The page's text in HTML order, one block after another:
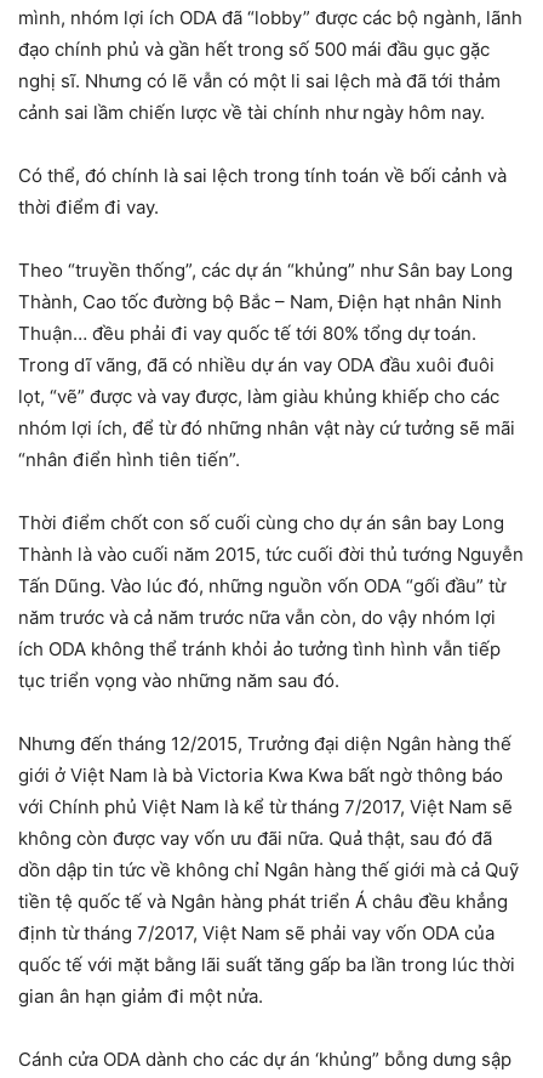
mình, nhóm lợi ích ODA đã “lobby” được các bộ ngành, lãnh
đạo chính phủ và gần hết trong số 500 mái đầu gục gặc
nghị sĩ. Nhưng có lẽ vẫn có một li sai lệch mà đã tới thảm
cảnh sai lầm chiến lược về tài chính như ngày hôm nay.
Có thể, đó chính là sai lệch trong tính toán về bối cảnh và
thời điểm đi vay.
Theo “truyền thống”, các dự án “khủng” như Sân bay Long
Thành, Cao tốc đường bộ Bắc – Nam, Điện hạt nhân Ninh
Thuận… đều phải đi vay quốc tế tới 80% tổng dự toán.
Trong dĩ vãng, đã có nhiều dự án vay ODA đầu xuôi đuôi
lọt, “vẽ” được và vay được, làm giàu khủng khiếp cho các
nhóm lợi ích, để từ đó những nhân vật này cứ tưởng sẽ mãi
“nhân điển hình tiên tiến”.
Thời điểm chốt con số cuối cùng cho dự án sân bay Long
Thành là vào cuối năm 2015, tức cuối đời thủ tướng Nguyễn
Tấn Dũng. Vào lúc đó, những nguồn vốn ODA “gối đầu” từ
năm trước và cả năm trước nữa vẫn còn, do vậy nhóm lợi
ích ODA không thể tránh khỏi ảo tưởng tình hình vẫn tiếp
tục triển vọng vào những năm sau đó.
Nhưng đến tháng 12/2015, Trưởng đại diện Ngân hàng thế
giới ở Việt Nam là bà Victoria Kwa Kwa bất ngờ thông báo
với Chính phủ Việt Nam là kể từ tháng 7/2017, Việt Nam sẽ
không còn được vay vốn ưu đãi nữa. Quả thật, sau đó đã
dồn dập tin tức về không chỉ Ngân hàng thế giới mà cả Quỹ
tiền tệ quốc tế và Ngân hàng phát triển Á châu đều khẳng
định từ tháng 7/2017, Việt Nam sẽ phải vay vốn ODA của
quốc tế với mặt bằng lãi suất tăng gấp ba lần trong lúc thời
gian ân hạn giảm đi một nửa.
Cánh cửa ODA dành cho các dự án ‘khủng” bỗng dưng sập